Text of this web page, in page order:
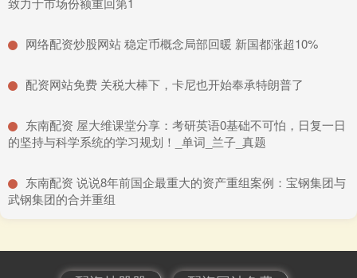
​网络配资炒股网站 稳定币概念局部回暖 新国都涨超10%
​配资网站免费 关税大棒下，卡尼也开始奉承特朗普了
​东南配资 屋大维课堂分享：考研英语0基础不可怕，日复一日
的坚持与科学系统的学习规划！_单词_兰子_真题
​东南配资 说说8年前国企最重大的资产重组案例：宝钢集团与
武钢集团的合并重组